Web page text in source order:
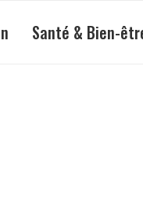
Santé & Bien-